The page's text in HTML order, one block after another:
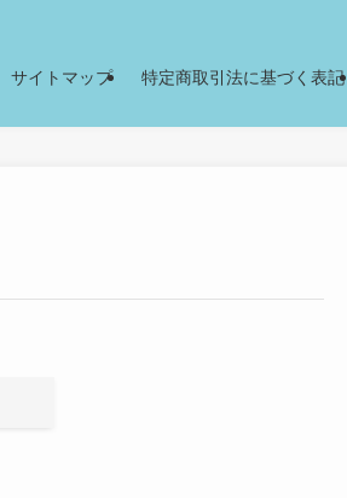
サイトマップ 特定商取引法に基づく表記